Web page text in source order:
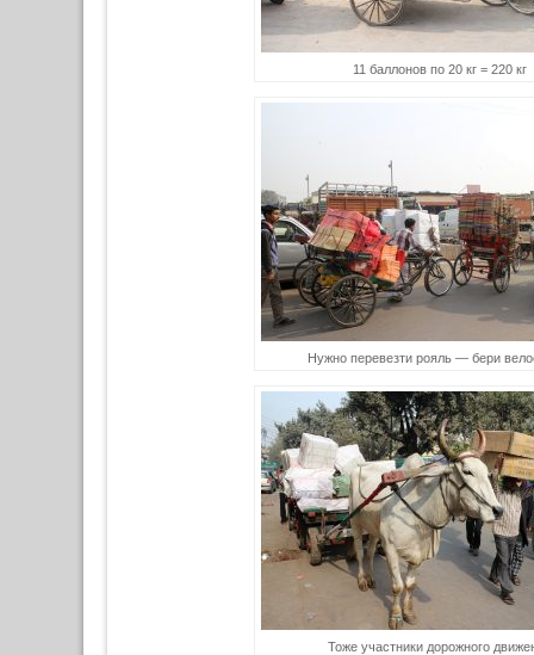
11 баллонов по 20 кг = 220 кг
Нужно перевезти рояль — бери
Тоже участники дорожного